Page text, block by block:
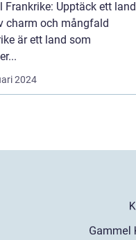
Frankrike: Upptäck ett land
charm och mångfald
är ett land som
2024